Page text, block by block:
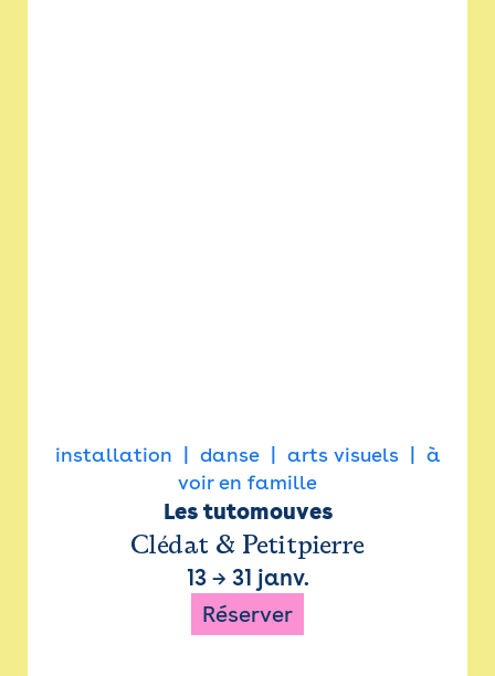
installation danse arts visuels
à
voir en famille
Les tutomouves
Clédat & Petitpierre
13→ 31 janv.
Réserver